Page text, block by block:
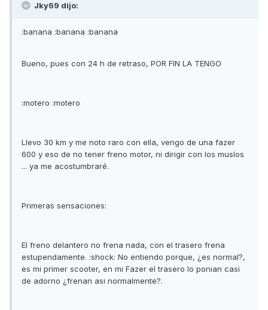
Jky69 dijo:
:banana :banana :banana
Bueno, pues con 24 h de retraso, POR FIN LA TENGO
:motero :motero
Llevo 30 km y me noto raro con ella, vengo de una fazer
600 y eso de no tener freno motor, ni dirigir con los muslos
... ya me acostumbraré.
Primeras sensaciones:
El freno delantero no frena nada, con el trasero frena
estupendamente. :shock: No entiendo porque, ¿es normal?,
es mi primer scooter, en mi Fazer el trasero lo ponian casi
de adorno ¿frenan asi normalmente?.